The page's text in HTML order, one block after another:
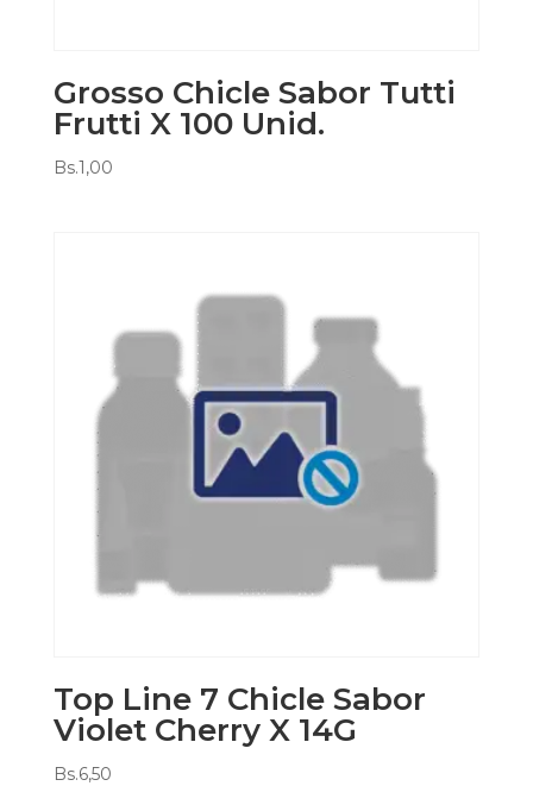
Grosso Chicle Sabor Tutti
Frutti X 100 Unid.
Bs.1,00
Top Line 7 Chicle Sabor
Violet Cherry X 14G
Bs.6,50